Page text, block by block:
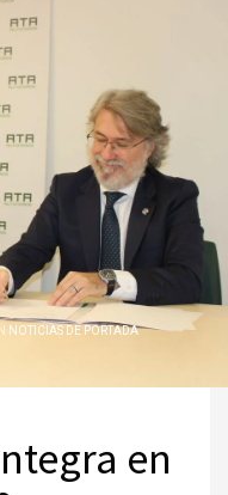
NOTICIAS DE PORTADA
en